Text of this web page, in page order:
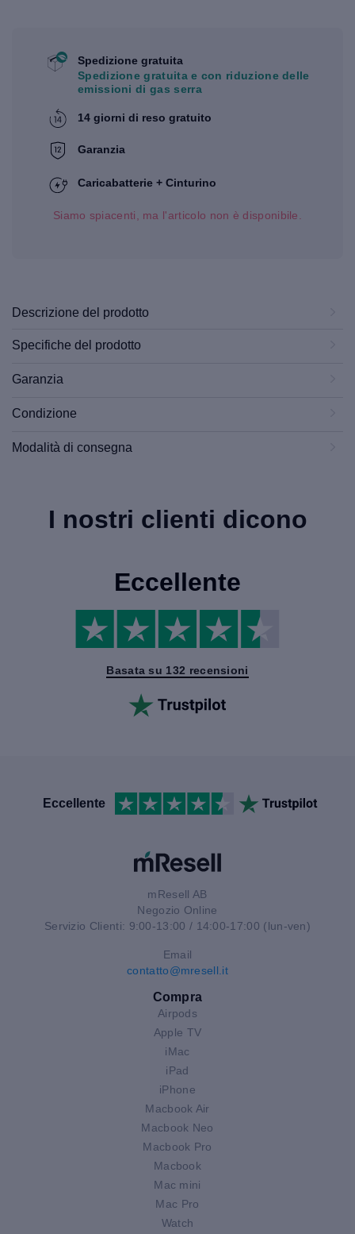
Spedizione gratuita
Spedizione gratuita e con riduzione delle
emissioni di gas serra
14 giorni di reso gratuito
Garanzia
Caricabatterie + Cinturino
Siamo spiacenti, ma l'articolo non è disponibile.
Descrizione del prodotto
Specifiche del prodotto
Garanzia
Condizione
Modalità di consegna
I nostri clienti dicono
Eccellente
Basata su 132 recensioni
Eccellente
mResell AB
Negozio Online
Servizio Clienti: 9:00-13:00 / 14:00-17:00 (lun-ven)
Email
contatto@mresell.it
Compra
Airpods
Apple TV
iMac
iPad
iPhone
Macbook Air
Macbook Neo
Macbook Pro
Macbook
Mac mini
Mac Pro
Watch